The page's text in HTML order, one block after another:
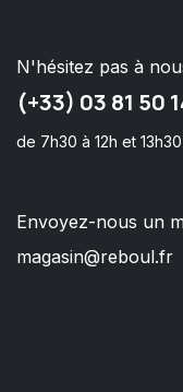
N'hésitez pas à
(+33) 03 81 50
de 7h30 à 12h et
Envoyez-nous un
magasin@reboul.fr